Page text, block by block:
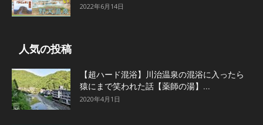
2022年6月14日
人気の投稿
【超ハード混浴】川治温泉の混浴に入ったら
猿にまで笑われた話【薬師の湯】...
2020年4月1日